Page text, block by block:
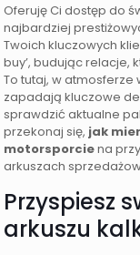
Oferuję Ci dostęp do
najbardziej
Twoich kluczowych
buy’, budując relacje,
To tutaj, w
zapadają kluczowe
sprawdzić aktualne
przekonaj się, jak
motorsporciena
arkuszach
Przyspiesz
arkuszu